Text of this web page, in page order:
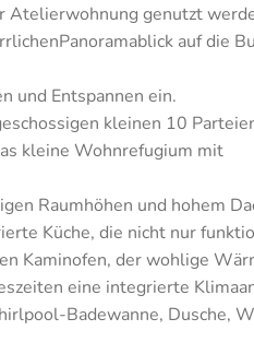
Atelierwohnung genutzt
auf die
und Entspannen ein.
kleinen 10
kleine Wohnrefugium mit
Raumhöhen und hohem
Küche, die nicht nur
Kaminofen, der wohlige
eine integrierte
Badewanne, Dusche,